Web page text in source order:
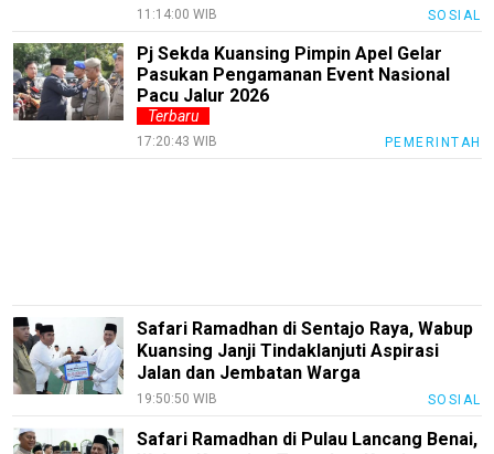
11:14:00 WIB SOSIAL
Pj Sekda Kuansing Pimpin Apel Gelar
Pasukan Pengamanan Event Nasional
Pacu Jalur 2026
Terbaru
17:20:43 WIB PEMERINTAH
Safari Ramadhan di Sentajo Raya, Wabup
Kuansing Janji Tindaklanjuti Aspirasi
Jalan dan Jembatan Warga
19:50:50 WIB SOSIAL
Safari Ramadhan di Pulau Lancang Benai,
Techno
Guide
Automotive
EduStyle
TeknoGame
Economy
Tekno